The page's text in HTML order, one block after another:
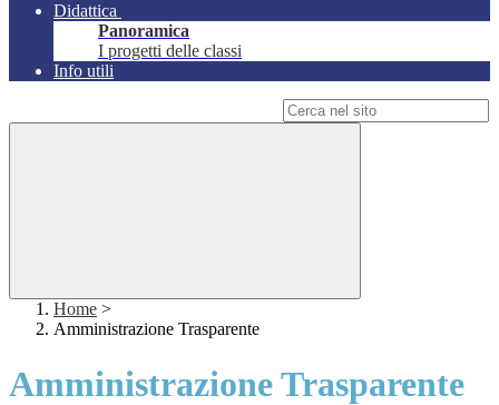
Didattica
Panoramica
I progetti delle classi
Info utili
Home >
Amministrazione Trasparente
Amministrazione Trasparente